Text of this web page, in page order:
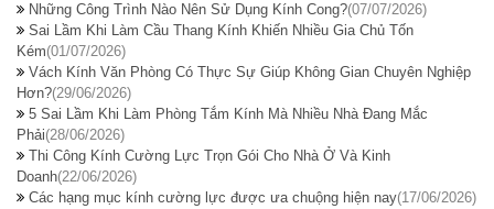
Những Công Trình Nào Nên Sử Dụng Kính Cong?(07/07/2026)
Sai Lầm Khi Làm Cầu Thang Kính Khiến Nhiều Gia Chủ Tốn
Kém(01/07/2026)
Vách Kính Văn Phòng Có Thực Sự Giúp Không Gian Chuyên Nghiệp
Hơn?(29/06/2026)
5 Sai Lầm Khi Làm Phòng Tắm Kính Mà Nhiều Nhà Đang Mắc
Phải(28/06/2026)
Thi Công Kính Cường Lực Trọn Gói Cho Nhà Ở Và Kinh
Doanh(22/06/2026)
Các hạng mục kính cường lực được ưa chuộng hiện nay(17/06/2026)